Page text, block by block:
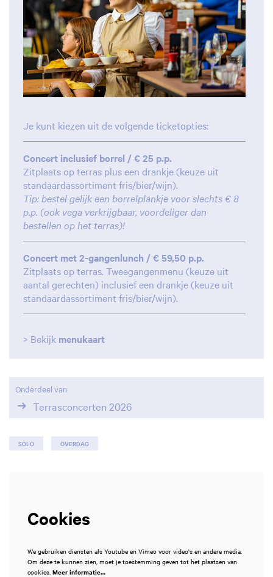
Je kunt kiezen uit de volgende ticketopties:
Concert inclusief borrel / € 25 p.p.
Zitplaats op terras plus een drankje (keuze uit
standaardassortiment fris/bier/wijn).
Tip: bestel gelijk een borrelplankje voor slechts € 8
p.p. (ook vega verkrijgbaar, voordeliger dan
bestellen op het terras)!
Concert met 2-gangenlunch / € 59,50 p.p.
Zitplaats op terras. Tweegangenmenu (keuze uit
aantal gerechten) inclusief een drankje (keuze uit
standaardassortiment fris/bier/wijn).
> Bekijk menukaart
Onderdeel van
Terrasconcerten 2026
SOLO OVERDAG
Cookies
We gebruiken diensten als Youtube en Vimeo voor video's en andere media.
Om deze te kunnen zien, moet je toestemming geven tot het plaatsen van
cookies. Meer informatie…